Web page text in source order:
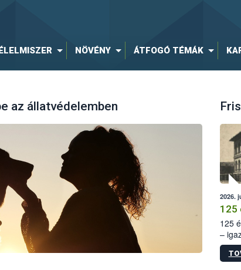
NÖVÉNY ÁTFOGÓ TÉMÁK
az állatvédelemben
2026.
125
125
–
15.